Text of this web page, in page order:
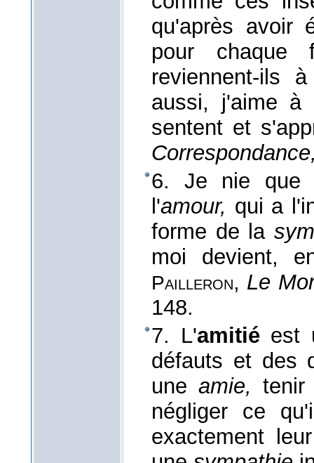
qu'après avoir
pour
reviennent-ils
aussi, j'aime à
sentent et
6. Je nie que
l'amour, qui a
forme de la
moi devient,
Pailleron, Le
148.
7. L'amitiéest
défauts et des
une amie,
négliger ce
exactement